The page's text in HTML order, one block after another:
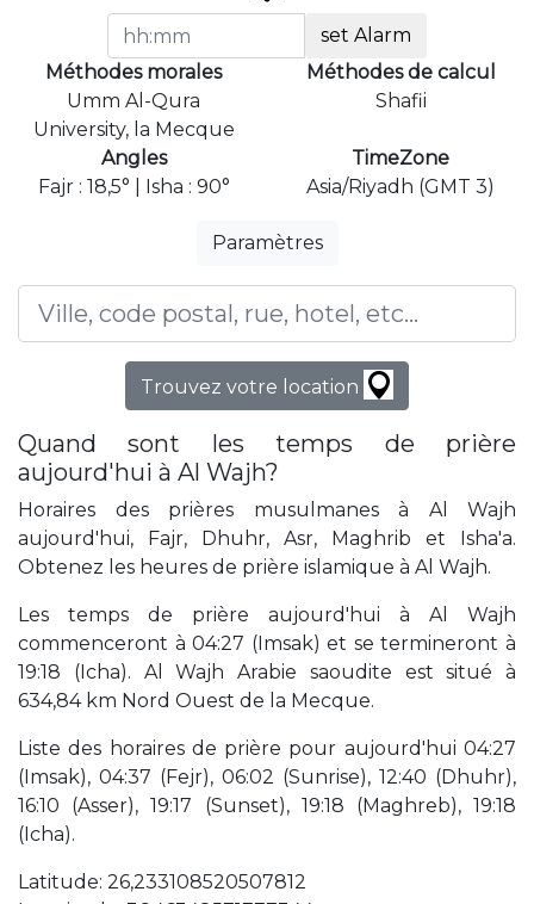
set Alarm
Méthodes morales
Umm Al-Qura
University, la Mecque
Méthodes de calcul
Shafii
Angles
Fajr : 18,5° | Isha : 90°
TimeZone
Asia/Riyadh (GMT 3)
Paramètres
Trouvez votre location
Quand sont les temps de prière
aujourd'hui à Al Wajh?
Horaires des prières musulmanes à Al Wajh
aujourd'hui, Fajr, Dhuhr, Asr, Maghrib et Isha'a.
Obtenez les heures de prière islamique à Al Wajh.
Les temps de prière aujourd'hui à Al Wajh
commenceront à 04:27 (Imsak) et se termineront à
19:18 (Icha). Al Wajh Arabie saoudite est situé à
634,84 km Nord Ouest de la Mecque.
Liste des horaires de prière pour aujourd'hui 04:27
(Imsak), 04:37 (Fejr), 06:02 (Sunrise), 12:40 (Dhuhr),
16:10 (Asser), 19:17 (Sunset), 19:18 (Maghreb), 19:18
(Icha).
Latitude: 26,233108520507812